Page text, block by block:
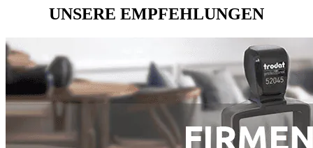
UNSERE EMPFEHLUNGEN